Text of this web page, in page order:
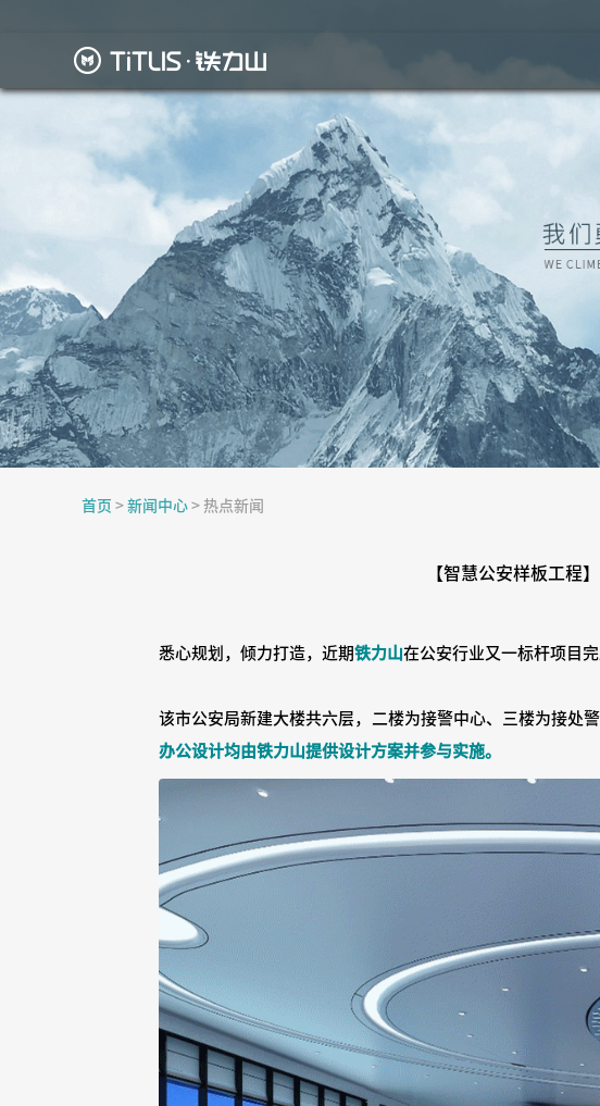
首页 > 新闻中心> 热点新闻
【智慧公安样板工程
悉心规划，倾力打造，近期铁力山在公安行业又一标杆项目完
该市公安局新建大楼共六层，二楼为接警中心、三楼为接处
办公设计均由铁力山提供设计方案并参与实施。